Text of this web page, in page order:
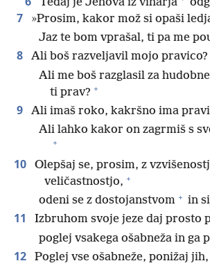
7 »Prosim, kakor mož si opaši
Jaz te bom vprašal, ti pa me
8
Ali boš razveljavil mojo pravico?
Ali me boš razglasil za
ti prav? +
9 Ali imaš roko, kakršno ima pravi
Ali lahko kakor on zagrmiš s
+
10 Olepšaj se, prosim, z
veličastnostjo, +
odeni se z dostojanstvom + in
11 Izbruhom svoje jeze daj prosto
poglej vsakega ošabneža in ga
12 Poglej vse ošabneže, ponižaj jih,